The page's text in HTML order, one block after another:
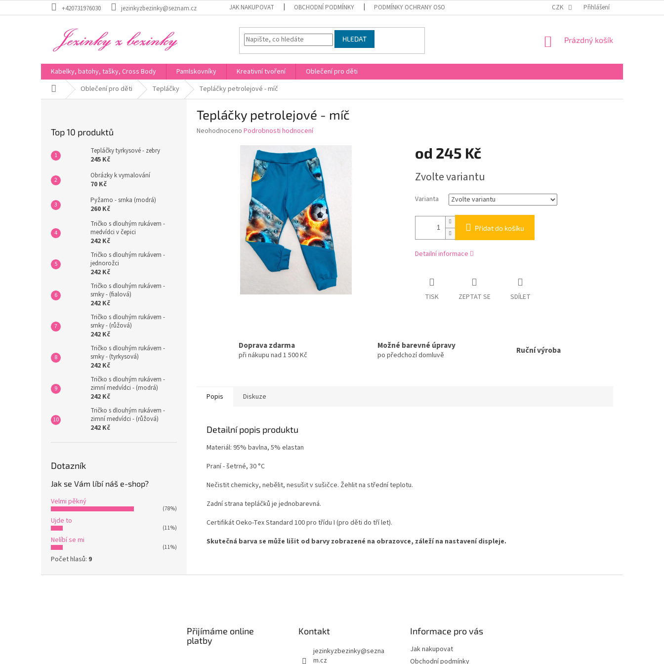
na
+420731976030 jezinkyzbezinky@seznam.cz JAK NAKUPOVAT OBCHODNÍ PODMÍNKY PODMÍNKY OCHRANY OSOBNÍCH ÚDAJŮ REKLAMAČNÍ ŘÁD
CZK Přihlášení
HLEDAT
NÁKUPNÍ
Prázdný košík
Kabelky, batohy, tašky, Cross Body Pamlskovníky Kreativní tvoření
Oblečení pro děti
Domů Oblečení pro děti Tepláčky Tepláčky petrolejové - míč
Top 10 produktů
Tepláčky tyrkysové - zebry
245 Kč
Obrázky k vymalování
70 Kč
Pyžamo - srnka (modrá)
260 Kč
Tričko s dlouhým rukávem -
medvídci v čepici
242 Kč
Tričko s dlouhým rukávem -
jednorožci
242 Kč
Tričko s dlouhým rukávem -
srnky - (fialová)
242 Kč
Tričko s dlouhým rukávem -
srnky - (růžová)
242 Kč
Tričko s dlouhým rukávem -
srnky - (tyrkysová)
242 Kč
Tričko s dlouhým rukávem -
zimní medvídci - (modrá)
242 Kč
Tričko s dlouhým rukávem -
zimní medvídci - (růžová)
242 Kč
Dotazník
Jak se Vám líbí náš e-shop?
Velmi pěkný
(78%)
Ujde to
(11%)
Nelíbí se mi
(11%)
Počet hlasů: 9
Tepláčky petrolejové - míč
Průměrné
Neohodnoceno Podrobnosti hodnocení
od 245 Kč
cena:
Zvolte variantu
Varianta
Přidat do košíku
Detailní informace
TISK ZEPTAT SE SDÍLET
Doprava zdarma
při nákupu nad 1 500 Kč
Možné barevné úpravy
po předchozí domluvě Ruční výroba
Popis Diskuze
Detailní popis produktu
Materiál: 95% bavlna, 5% elastan
Praní - šetrné, 30 °C
Nečistit chemicky, nebělit, nesušit v sušičce. Žehlit na střední teplotu.
Zadní strana tepláčků je jednobarevná.
Certifikát Oeko-Tex Standard 100 pro třídu I (pro děti do tří let).
Skutečná barva se může lišit od barvy zobrazené na obrazovce, záleží na nastavení displeje.
Přijímáme online
platby
Kontakt
jezinkyzbezinky@sezna
m.cz
Informace pro vás
Jak nakupovat
Obchodní podmínky